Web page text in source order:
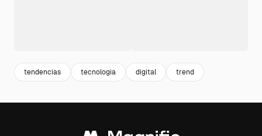
tendencias tecnologia digital trend